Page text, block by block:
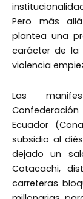
Pero más
plantea una
carácter de la
violencia
Las
Ecuador
subsidio al
dejado un
Cotacachi,
carreteras